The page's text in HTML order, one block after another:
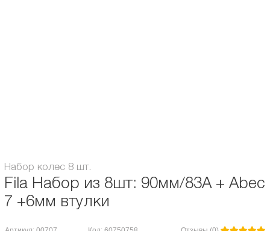
Набор колес 8 шт.
Fila Набор из 8шт: 90мм/83A + Abec
7 +6мм втулки